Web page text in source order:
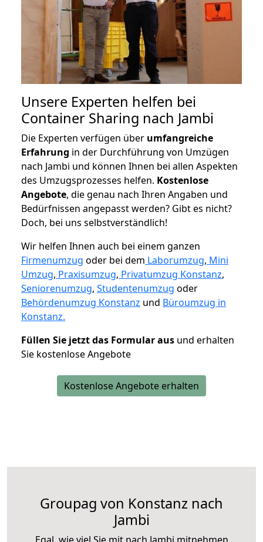
Unsere Experten helfen bei
Container Sharing nach Jambi
Die Experten verfügen über umfangreiche
Erfahrung in der Durchführung von Umzügen
nach Jambi und können Ihnen bei allen Aspekten
des Umzugsprozesses helfen. Kostenlose
Angebote, die genau nach Ihren Angaben und
Bedürfnissen angepasst werden? Gibt es nicht?
Doch, bei uns selbstverständlich!
Wir helfen Ihnen auch bei einem ganzen
Firmenumzug oder bei dem Laborumzug, Mini
Umzug, Praxisumzug, Privatumzug Konstanz,
Seniorenumzug, Studentenumzug oder
Behördenumzug Konstanz und Büroumzug in
Konstanz.
Füllen Sie jetzt das Formular aus und erhalten
Sie kostenlose Angebote
Kostenlose Angebote erhalten
Groupag von Konstanz nach
Jambi